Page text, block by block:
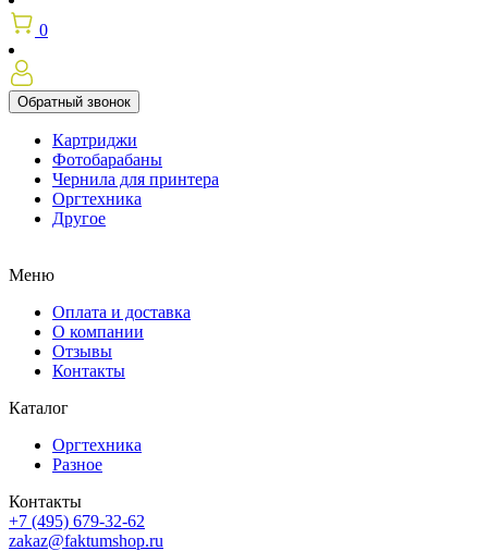
0
Обратный звонок
Картриджи
Фотобарабаны
Чернила для принтера
Оргтехника
Другое
Меню
Оплата и доставка
О компании
Отзывы
Контакты
Каталог
Оргтехника
Разное
Контакты
+7 (495) 679-32-62
zakaz@faktumshop.ru